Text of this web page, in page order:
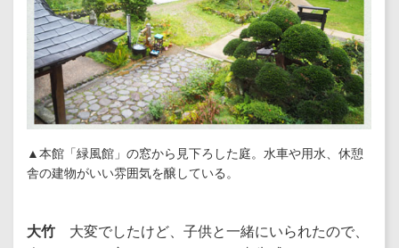
▲本館「緑風館」の窓から見下ろした庭。水車や用水、休憩
舎の建物がいい雰囲気を醸している。
大竹 大変でしたけど、子供と一緒にいられたので、